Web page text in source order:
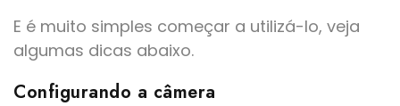
E é muito simples começar a utilizá-lo, veja
algumas dicas abaixo.
Configurando a câmera